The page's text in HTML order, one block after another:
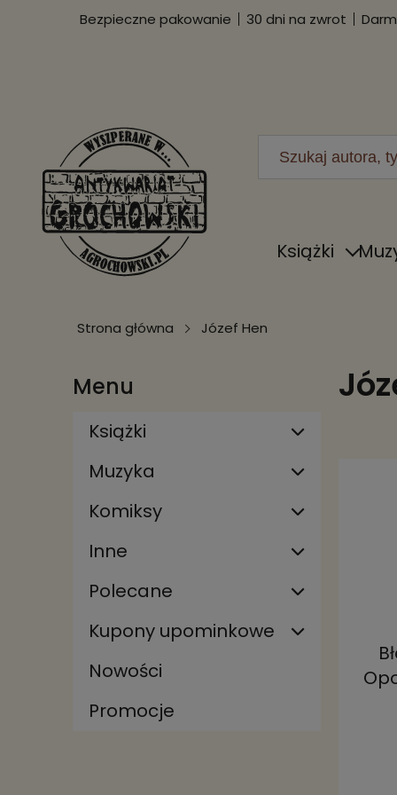
Bezpieczne pakowanie 30 dni na zwrot
Książki
Strona główna Józef Hen
Menu
Książki
Muzyka
Komiksy
Inne
Polecane
Kupony upominkowe
Nowości
Promocje